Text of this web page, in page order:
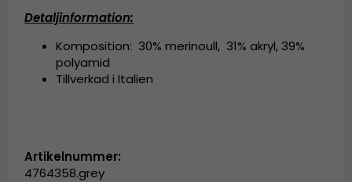
Detaljinformation:
Komposition: 30% merinoull, 31% akryl, 39%
polyamid
Tillverkad i Italien
Artikelnummer:
4764358.grey